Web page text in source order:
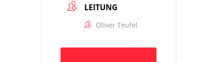
LEITUNG
Oliver Teufel